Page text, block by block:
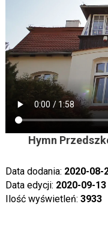
Hymn
Data dodania: 2020-08-
Data edycji: 2020-09-
Ilość wyświetleń: 3933